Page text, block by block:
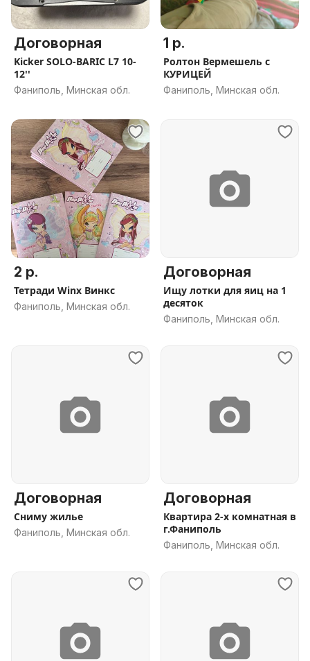
Договорная
Kicker SOLO-BARIC L7 10-
12''
Фаниполь, Минская обл.
1 р.
Ролтон Вермешель с
КУРИЦЕЙ
Фаниполь, Минская обл.
2 р.
Тетради Winx Винкс
Фаниполь, Минская обл.
Договорная
Ищу лотки для яиц на 1
десяток
Фаниполь, Минская обл.
Договорная
Сниму жилье
Фаниполь, Минская обл.
Договорная
Квартира 2-х комнатная в
г.Фаниполь
Фаниполь, Минская обл.